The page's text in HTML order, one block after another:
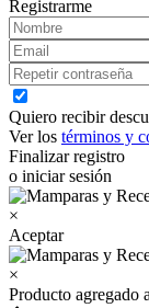
Registrarme
Quiero recibir
Ver los términos y
Finalizar registro
o iniciar sesión
×
Aceptar
×
Producto agregado